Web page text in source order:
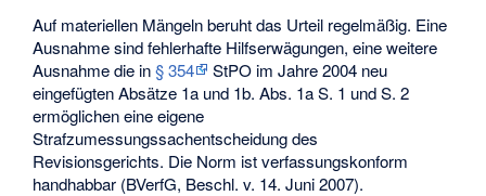
Auf materiellen Mängeln beruht das Urteil regelmäßig. Eine
Ausnahme sind fehlerhafte Hilfserwägungen, eine weitere
Ausnahme die in§ 354
StPO im Jahre 2004 neu
eingefügten Absätze 1a und 1b. Abs. 1a S. 1 und S. 2
ermöglichen eine eigene
Strafzumessungssachentscheidung des
Revisionsgerichts. Die Norm ist verfassungskonform
handhabbar (BVerfG, Beschl. v. 14. Juni 2007).